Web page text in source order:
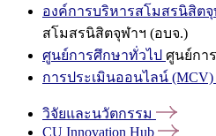
องค์การบริหารสโมสรนิสิตจุ
สโมสรนิสิตจุฬาฯ (อบจ.)
ศูนย์การศึกษาทั่วไป ศูนย์กา
การประเมินออนไลน์ (MCV)
วิจัยและนวัตกรรม
CU Innovation Hub